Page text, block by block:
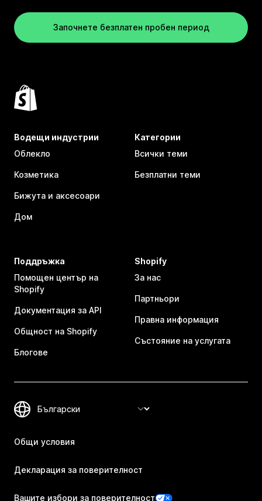
Започнете безплатен пробен период
Водещи индустрии
Облекло
Козметика
Бижута и аксесоари
Дом
Категории
Всички теми
Безплатни теми
Поддръжка
Помощен център на
Shopify
Документация за API
Общност на Shopify
Блогове
Shopify
За нас
Партньори
Правна информация
Състояние на услугата
Общи условия
Декларация за поверителност
Вашите избори за поверителност